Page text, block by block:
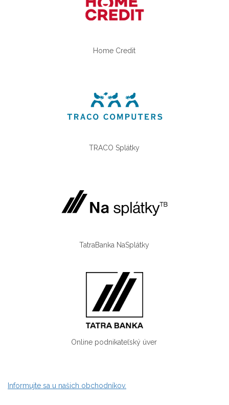
Home Credit
TRACO Splátky
TatraBanka NaSplátky
Online podnikateľský úver
Informujte sa u našich obchodníkov.